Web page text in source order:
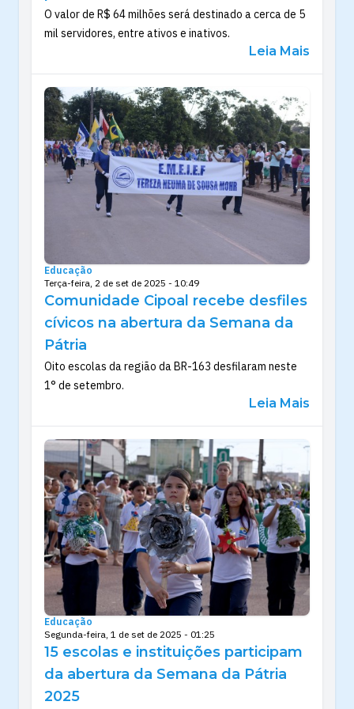
O valor de R$ 64 milhões será destinado a cerca de 5
mil servidores, entre ativos e inativos.
Leia Mais
Educação
Terça-feira, 2 de set de 2025 - 10:49
Comunidade Cipoal recebe desfiles
cívicos na abertura da Semana da
Pátria
Oito escolas da região da BR-163 desfilaram neste
1° de setembro.
Leia Mais
Educação
Segunda-feira, 1 de set de 2025 - 01:25
15 escolas e instituições participam
da abertura da Semana da Pátria
2025